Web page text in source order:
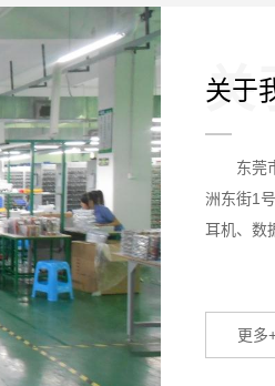
关于
关
东莞
洲东街1
耳机、数
才，并创
更多